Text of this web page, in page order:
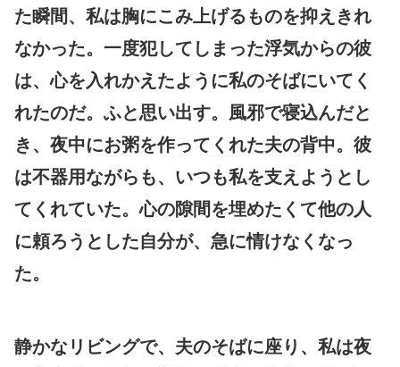
た瞬間、私は胸にこみ上げるものを抑えきれ
なかった。一度犯してしまった浮気からの彼
は、心を入れかえたように私のそばにいてく
れたのだ。ふと思い出す。風邪で寝込んだと
き、夜中にお粥を作ってくれた夫の背中。彼
は不器用ながらも、いつも私を支えようとし
てくれていた。心の隙間を埋めたくて他の人
に頼ろうとした自分が、急に情けなくなっ
た。
静かなリビングで、夫のそばに座り、私は夜